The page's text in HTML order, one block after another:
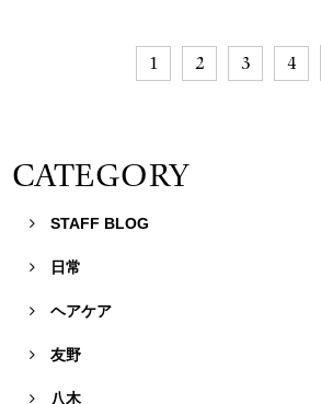
1 2 3 4
CATEGORY
 STAFF BLOG
 日常
 ヘアケア
 友野
 八木